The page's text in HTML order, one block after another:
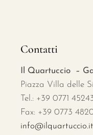
Contatti
Il Quartuccio –
Piazza Villa delle
Tel.: +39 0771
Fax: +39 0773
info@ilquartuccio.it